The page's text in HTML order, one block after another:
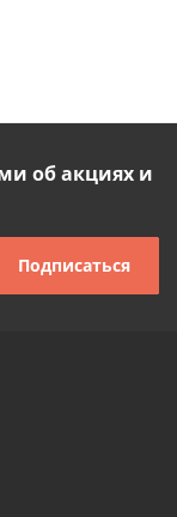
об акциях и